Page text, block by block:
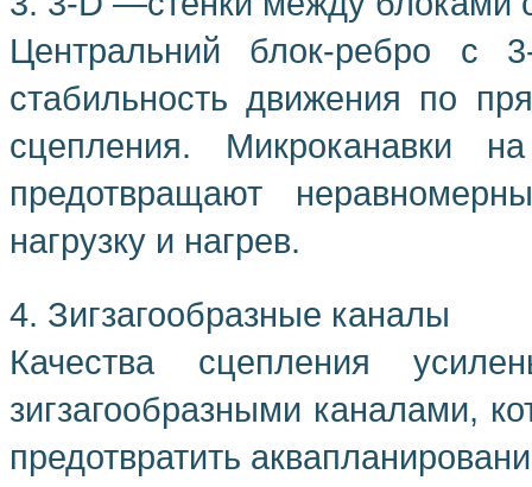
Центральний блок-ребро с
стабильность движения по
сцепления. Микроканавки
предотвращают
нагрузку и нагрев.
4. Зигзагообразные каналы
Качества сцепления
зигзагообразными каналами,
предотвратить